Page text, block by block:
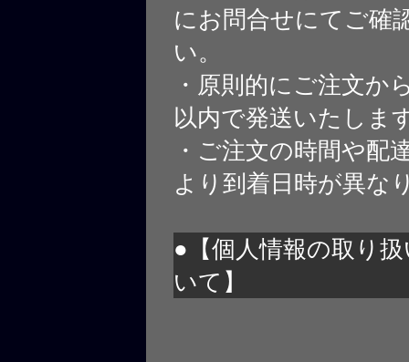
にお問合せにてご確
い。
・原則的にご注文か
以内で発送いたしま
・ご注文の時間や配
より到着日時が異な
●【個人情報の取り
いて】